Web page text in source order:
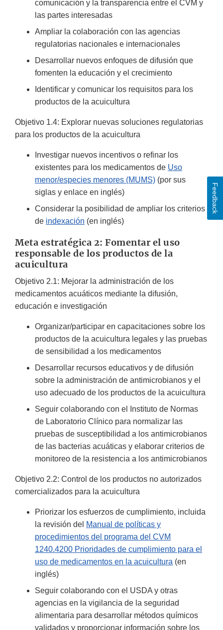
comunicación y la transparencia entre el CVM y
las partes interesadas
Ampliar la colaboración con las agencias
regulatorias nacionales e internacionales
Desarrollar nuevos enfoques de difusión que
fomenten la educación y el crecimiento
Identificar y comunicar los requisitos para los
productos de la acuicultura
Objetivo 1.4: Explorar nuevas soluciones regulatorias
para los productos de la acuicultura
Investigar nuevos incentivos o refinar los
existentes para los medicamentos de Uso
menor/especies menores (MUMS) (por sus
siglas y enlace en inglés)
Considerar la posibilidad de ampliar los criterios
de indexación (en inglés)
Meta estratégica 2: Fomentar el uso
responsable de los productos de la
acuicultura
Objetivo 2.1: Mejorar la administración de los
medicamentos acuáticos mediante la difusión,
educación e investigación
Organizar/participar en capacitaciones sobre los
productos de la acuicultura legales y las pruebas
de sensibilidad a los medicamentos
Desarrollar recursos educativos y de difusión
sobre la administración de antimicrobianos y el
uso adecuado de los productos de la acuicultura
Seguir colaborando con el Instituto de Normas
de Laboratorio Clínico para normalizar las
pruebas de susceptibilidad a los antimicrobianos
de las bacterias acuáticas y elaborar criterios de
monitoreo de la resistencia a los antimicrobianos
Objetivo 2.2: Control de los productos no autorizados
comercializados para la acuicultura
Priorizar los esfuerzos de cumplimiento, incluida
la revisión del Manual de políticas y
procedimientos del programa del CVM
1240.4200 Prioridades de cumplimiento para el
uso de medicamentos en la acuicultura (en
inglés)
Seguir colaborando con el USDA y otras
agencias en la vigilancia de la seguridad
alimentaria para desarrollar métodos químicos
validados y proporcionar información sobre los
Feedback